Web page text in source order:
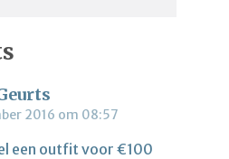
2016 om 08:57
een outfit voor €100